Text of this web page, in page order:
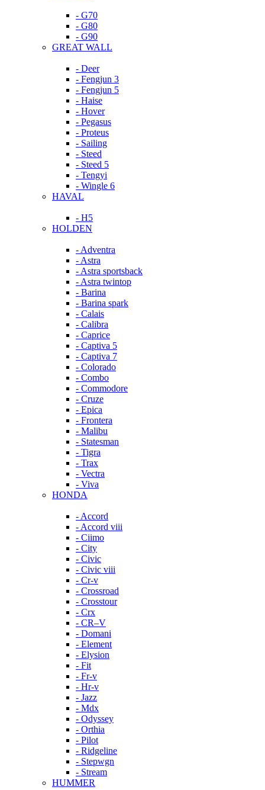
- G70
- G80
- G90
GREAT WALL
- Deer
- Fengjun 3
- Fengjun 5
- Haise
- Hover
- Pegasus
- Proteus
- Sailing
- Steed
- Steed 5
- Tengyi
- Wingle 6
HAVAL
- H5
HOLDEN
- Adventra
- Astra
- Astra sportsback
- Astra twintop
- Barina
- Barina spark
- Calais
- Calibra
- Caprice
- Captiva 5
- Captiva 7
- Colorado
- Combo
- Commodore
- Cruze
- Epica
- Frontera
- Malibu
- Statesman
- Tigra
- Trax
- Vectra
- Viva
HONDA
- Accord
- Accord viii
- Ciimo
- City
- Civic
- Civic viii
- Cr-v
- Crossroad
- Crosstour
- Crx
- CR–V
- Domani
- Element
- Elysion
- Fit
- Fr-v
- Hr-v
- Jazz
- Mdx
- Odyssey
- Orthia
- Pilot
- Ridgeline
- Stepwgn
- Stream
HUMMER